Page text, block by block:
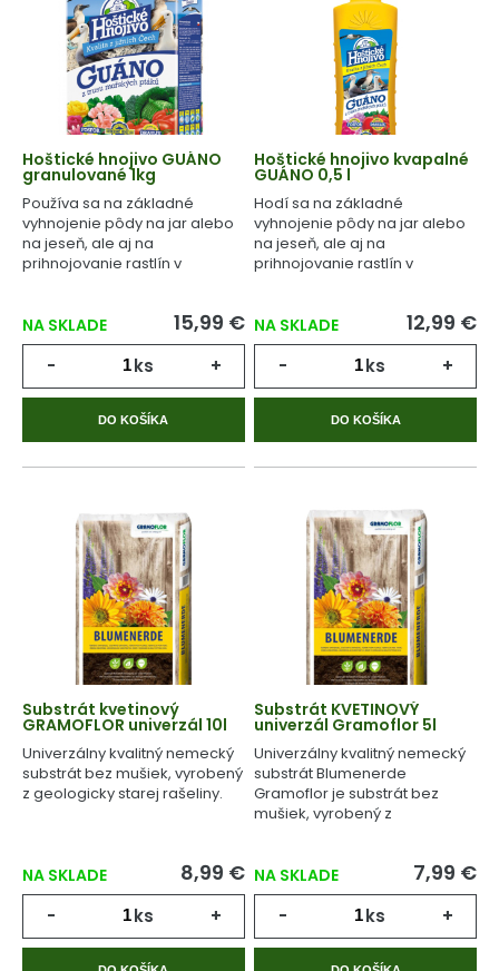
Hoštické hnojivo GUÁNO
granulované 1kg
Používa sa na základné
vyhnojenie pôdy na jar alebo
na jeseň, ale aj na
prihnojovanie rastlín v
NA SKLADE 15,99 €
- ks +
DO KOŠÍKA
Hoštické hnojivo kvapalné
GUÁNO 0,5 l
Hodí sa na základné
vyhnojenie pôdy na jar alebo
na jeseň, ale aj na
prihnojovanie rastlín v
NA SKLADE 12,99 €
- ks +
DO KOŠÍKA
Substrát kvetinový
GRAMOFLOR univerzál 10l
Univerzálny kvalitný nemecký
substrát bez mušiek, vyrobený
z geologicky starej rašeliny.
NA SKLADE 8,99 €
- ks +
Substrát KVETINOVÝ
univerzál Gramoflor 5l
Univerzálny kvalitný nemecký
substrát Blumenerde
Gramoflor je substrát bez
mušiek, vyrobený z
NA SKLADE 7,99 €
- ks +